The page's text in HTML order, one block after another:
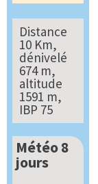
Distance
10 Km,
dénivelé
674 m,
altitude
1591 m,
IBP 75
Météo 8
jours